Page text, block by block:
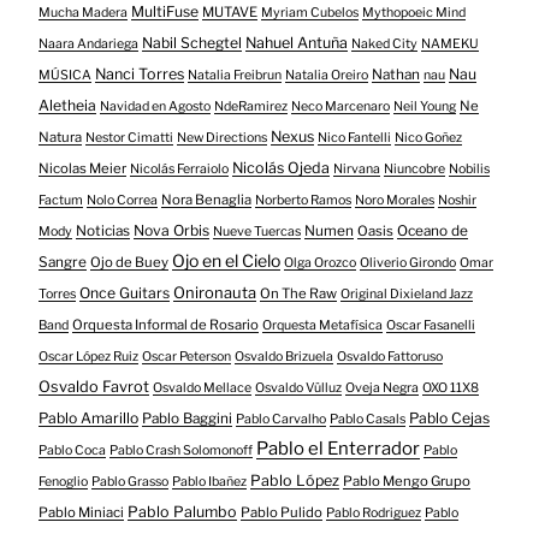
Mucha Madera MultiFuse MUTAVE Myriam Cubelos Mythopoeic Mind
Naara Andariega Nabil Schegtel Nahuel Antuña Naked City NAMEKU
MÚSICA Nanci Torres Natalia Freibrun Natalia Oreiro Nathan nau Nau
Aletheia Navidad en Agosto NdeRamirez Neco Marcenaro Neil Young Ne
Natura Nestor Cimatti New Directions Nexus Nico Fantelli Nico Goñez
Nicolas Meier Nicolás Ferraiolo Nicolás Ojeda Nirvana Niuncobre Nobilis
Factum Nolo Correa Nora Benaglia Norberto Ramos Noro Morales Noshir
Mody Noticias Nova Orbis Nueve Tuercas Numen Oasis Oceano de
Sangre Ojo de Buey Ojo en el Cielo Olga Orozco Oliverio Girondo Omar
Torres Once Guitars Onironauta On The Raw Original Dixieland Jazz
Band Orquesta Informal de Rosario Orquesta Metafísica Oscar Fasanelli
Oscar López Ruiz Oscar Peterson Osvaldo Brizuela Osvaldo Fattoruso
Osvaldo Favrot Osvaldo Mellace Osvaldo Vülluz Oveja Negra OXO 11X8
Pablo Amarillo Pablo Baggini Pablo Carvalho Pablo Casals Pablo Cejas
Pablo Coca Pablo Crash Solomonoff Pablo el Enterrador Pablo
Fenoglio Pablo Grasso Pablo Ibañez Pablo López Pablo Mengo Grupo
Pablo Miniaci Pablo Palumbo Pablo Pulido Pablo Rodriguez Pablo